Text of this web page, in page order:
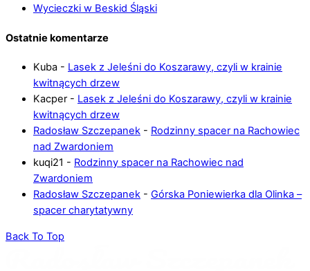
Wycieczki w Beskid Śląski
Ostatnie komentarze
Kuba - Lasek z Jeleśni do Koszarawy, czyli w krainie
kwitnących drzew
Kacper - Lasek z Jeleśni do Koszarawy, czyli w krainie
kwitnących drzew
Radosław Szczepanek - Rodzinny spacer na Rachowiec
nad Zwardoniem
kuqi21 - Rodzinny spacer na Rachowiec nad
Zwardoniem
Radosław Szczepanek - Górska Poniewierka dla Olinka –
spacer charytatywny
Back To Top